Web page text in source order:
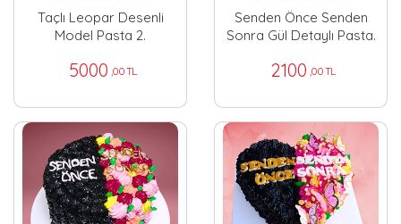
Taçlı Leopar Desenli
Model Pasta 2.
5000 ,00 TL
Senden Önce Senden
Sonra Gül Detaylı Pasta.
2100 ,00 TL